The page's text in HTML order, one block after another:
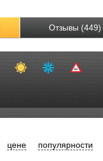
Отзывы (449)
цене популярности